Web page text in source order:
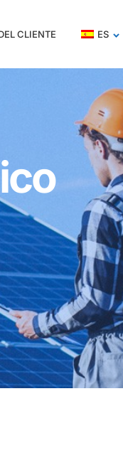
CLIENTE ES